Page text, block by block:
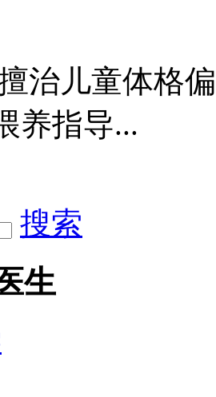
治儿童体格
养指导...
搜索
生